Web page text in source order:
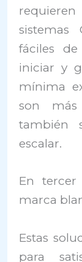
fáciles
iniciar y
mínima
son más
también
escalar.
En
marca
Estas
para